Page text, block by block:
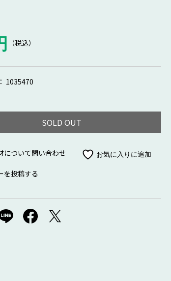
（税込）
1035470
SOLD OUT
について問い合わせ
を投稿する